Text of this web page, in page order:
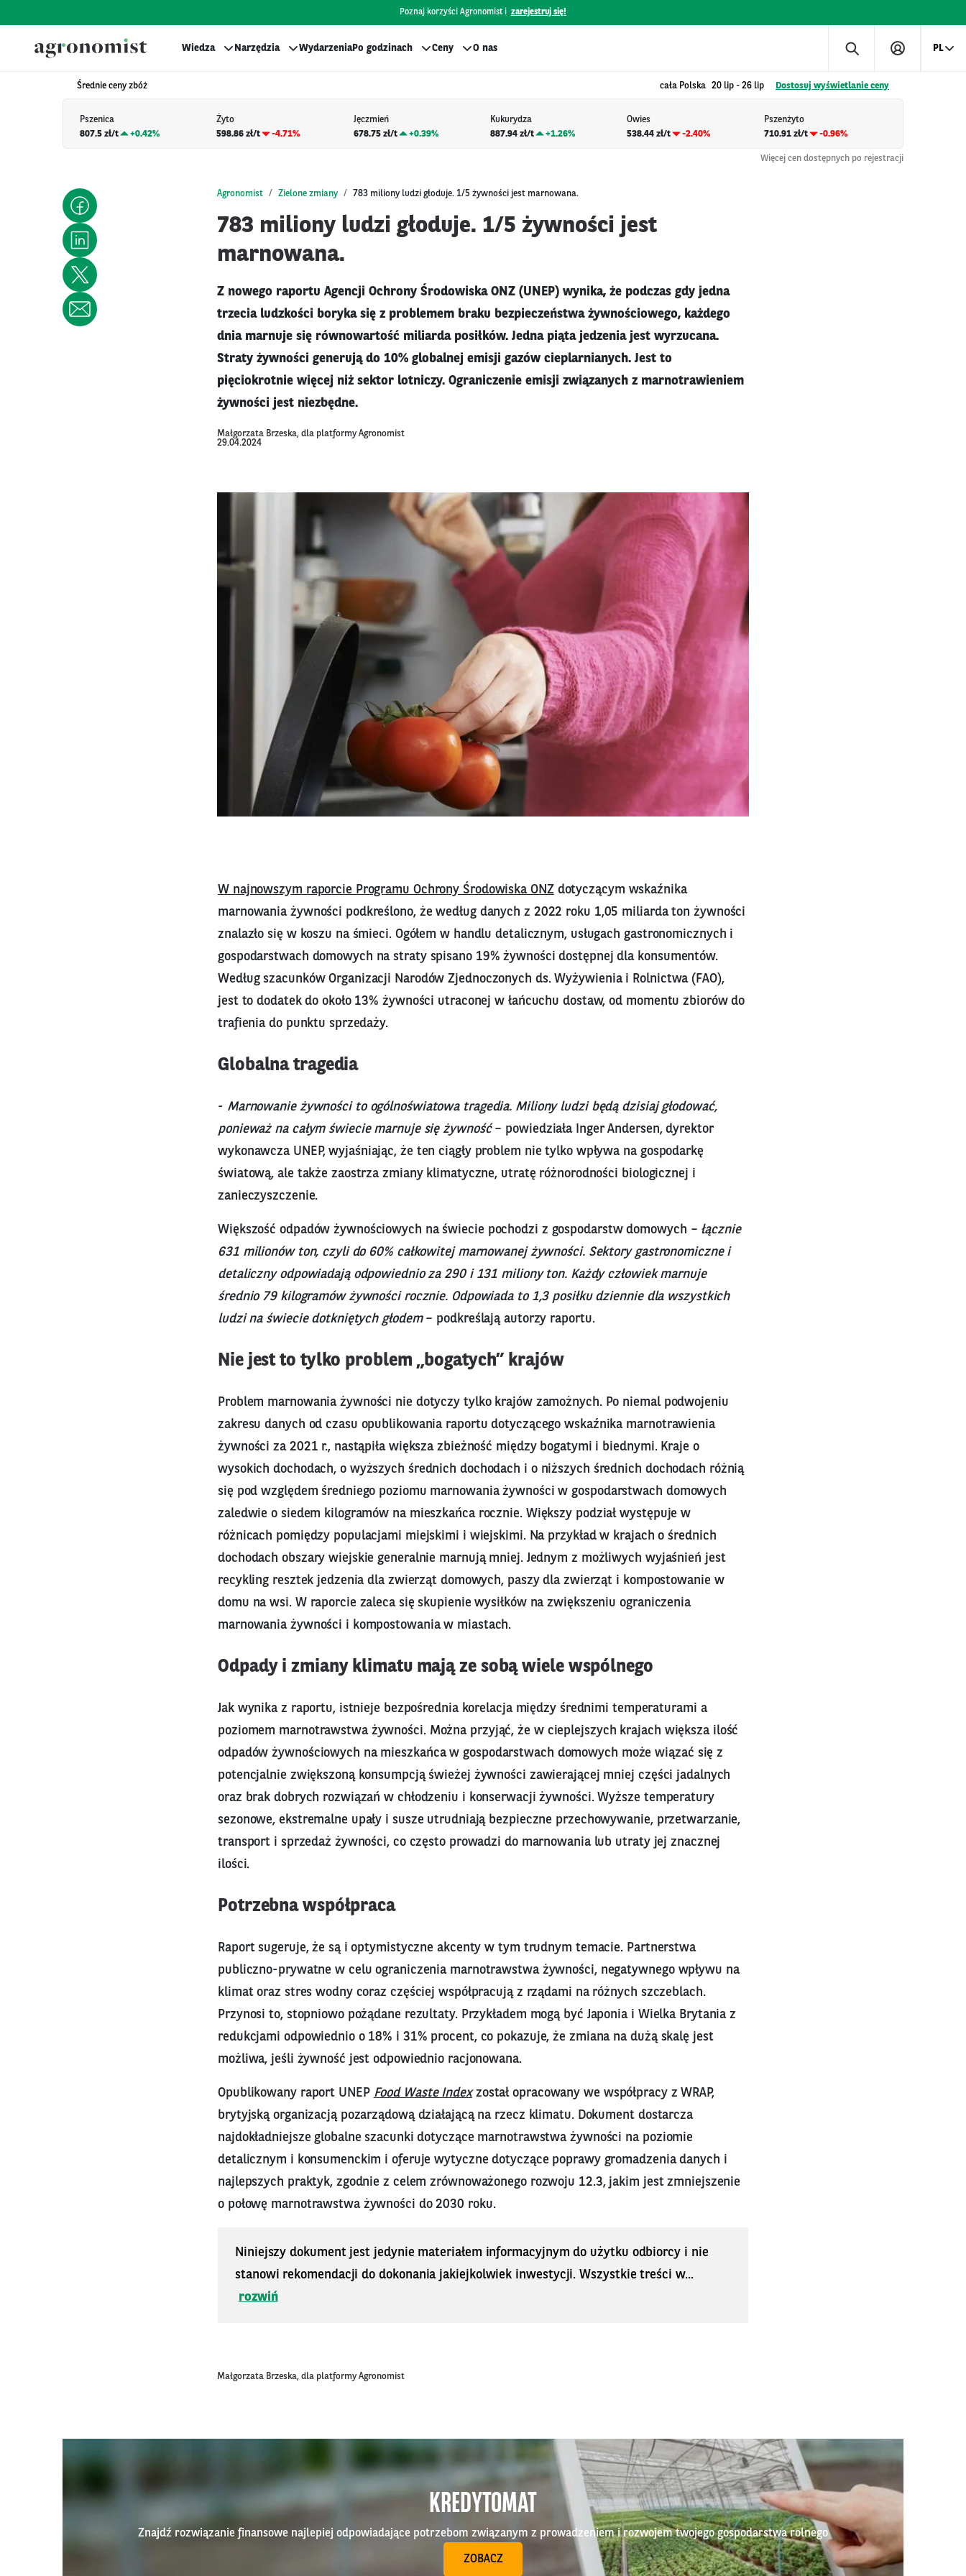
Poznaj korzyści Agronomist i zarejestruj się!
Wiedza Narzędzia WydarzeniaPo godzinach Ceny O nas PL
Średnie ceny zbóż cała Polska 20 lip - 26 lip Dostosuj wyświetlanie ceny
Pszenica
807.5 zł/t
+0.42%
Żyto
598.86 zł/t
-4.71%
Jęczmień
678.75 zł/t
+0.39%
Kukurydza
887.94 zł/t
+1.26%
Owies
538.44 zł/t
-2.40%
Pszenżyto
710.91 zł/t
-0.96%
Więcej cen dostępnych po rejestracji
Agronomist Zielone zmiany 783 miliony ludzi głoduje. 1/5 żywności jest marnowana.
783 miliony ludzi głoduje. 1/5 żywności jest
marnowana.
Z nowego raportu Agencji Ochrony Środowiska ONZ (UNEP) wynika, że podczas gdy jedna
trzecia ludzkości boryka się z problemem braku bezpieczeństwa żywnościowego, każdego
dnia marnuje się równowartość miliarda posiłków. Jedna piąta jedzenia jest wyrzucana.
Straty żywności generują do 10% globalnej emisji gazów cieplarnianych. Jest to
pięciokrotnie więcej niż sektor lotniczy. Ograniczenie emisji związanych z marnotrawieniem
żywności jest niezbędne.
Małgorzata Brzeska, dla platformy Agronomist
29.04.2024
W najnowszym raporcie Programu Ochrony Środowiska ONZdotyczącym wskaźnika
marnowania żywności podkreślono, że według danych z 2022 roku 1,05 miliarda ton żywności
znalazło się w koszu na śmieci. Ogółem w handlu detalicznym, usługach gastronomicznych i
gospodarstwach domowych na straty spisano 19% żywności dostępnej dla konsumentów.
Według szacunków Organizacji Narodów Zjednoczonych ds. Wyżywienia i Rolnictwa (FAO),
jest to dodatek do około 13% żywności utraconej w łańcuchu dostaw, od momentu zbiorów do
trafienia do punktu sprzedaży.
Globalna tragedia
- Marnowanie żywności to ogólnoświatowa tragedia. Miliony ludzi będą dzisiaj głodować,
ponieważ na całym świecie marnuje się żywność– powiedziała Inger Andersen, dyrektor
wykonawcza UNEP, wyjaśniając, że ten ciągły problem nie tylko wpływa na gospodarkę
światową, ale także zaostrza zmiany klimatyczne, utratę różnorodności biologicznej i
zanieczyszczenie.
Większość odpadów żywnościowych na świecie pochodzi z gospodarstw domowych – łącznie
631 milionów ton, czyli do 60% całkowitej marnowanej żywności. Sektory gastronomiczne i
detaliczny odpowiadają odpowiednio za 290 i 131 miliony ton. Każdy człowiek marnuje
średnio 79 kilogramów żywności rocznie. Odpowiada to 1,3 posiłku dziennie dla wszystkich
ludzi na świecie dotkniętych głodem – podkreślają autorzy raportu.
Nie jest to tylko problem „bogatych” krajów
Problem marnowania żywności nie dotyczy tylko krajów zamożnych. Po niemal podwojeniu
zakresu danych od czasu opublikowania raportu dotyczącego wskaźnika marnotrawienia
żywności za 2021 r., nastąpiła większa zbieżność między bogatymi i biednymi. Kraje o
wysokich dochodach, o wyższych średnich dochodach i o niższych średnich dochodach różnią
się pod względem średniego poziomu marnowania żywności w gospodarstwach domowych
zaledwie o siedem kilogramów na mieszkańca rocznie. Większy podział występuje w
różnicach pomiędzy populacjami miejskimi i wiejskimi. Na przykład w krajach o średnich
dochodach obszary wiejskie generalnie marnują mniej. Jednym z możliwych wyjaśnień jest
recykling resztek jedzenia dla zwierząt domowych, paszy dla zwierząt i kompostowanie w
domu na wsi. W raporcie zaleca się skupienie wysiłków na zwiększeniu ograniczenia
marnowania żywności i kompostowania w miastach.
Odpady i zmiany klimatu mają ze sobą wiele wspólnego
Jak wynika z raportu, istnieje bezpośrednia korelacja między średnimi temperaturami a
poziomem marnotrawstwa żywności. Można przyjąć, że w cieplejszych krajach większa ilość
odpadów żywnościowych na mieszkańca w gospodarstwach domowych może wiązać się z
potencjalnie zwiększoną konsumpcją świeżej żywności zawierającej mniej części jadalnych
oraz brak dobrych rozwiązań w chłodzeniu i konserwacji żywności. Wyższe temperatury
sezonowe, ekstremalne upały i susze utrudniają bezpieczne przechowywanie, przetwarzanie,
transport i sprzedaż żywności, co często prowadzi do marnowania lub utraty jej znacznej
ilości.
Potrzebna współpraca
Raport sugeruje, że są i optymistyczne akcenty w tym trudnym temacie. Partnerstwa
publiczno-prywatne w celu ograniczenia marnotrawstwa żywności, negatywnego wpływu na
klimat oraz stres wodny coraz częściej współpracują z rządami na różnych szczeblach.
Przynosi to, stopniowo pożądane rezultaty. Przykładem mogą być Japonia i Wielka Brytania z
redukcjami odpowiednio o 18% i 31% procent, co pokazuje, że zmiana na dużą skalę jest
możliwa, jeśli żywność jest odpowiednio racjonowana.
Opublikowany raport UNEP Food Waste Index został opracowany we współpracy z WRAP,
brytyjską organizacją pozarządową działającą na rzecz klimatu. Dokument dostarcza
najdokładniejsze globalne szacunki dotyczące marnotrawstwa żywności na poziomie
detalicznym i konsumenckim i oferuje wytyczne dotyczące poprawy gromadzenia danych i
najlepszych praktyk, zgodnie z celem zrównoważonego rozwoju 12.3, jakim jest zmniejszenie
o połowę marnotrawstwa żywności do 2030 roku.
Niniejszy dokument jest jedynie materiałem informacyjnym do użytku odbiorcy i nie
stanowi rekomendacji do dokonania jakiejkolwiek inwestycji. Wszystkie treści w...
rozwiń
Małgorzata Brzeska, dla platformy Agronomist
KREDYTOMAT
Znajdź rozwiązanie finansowe najlepiej odpowiadające potrzebom związanym z prowadzeniem i rozwojem twojego gospodarstwa rolnego
ZOBACZ